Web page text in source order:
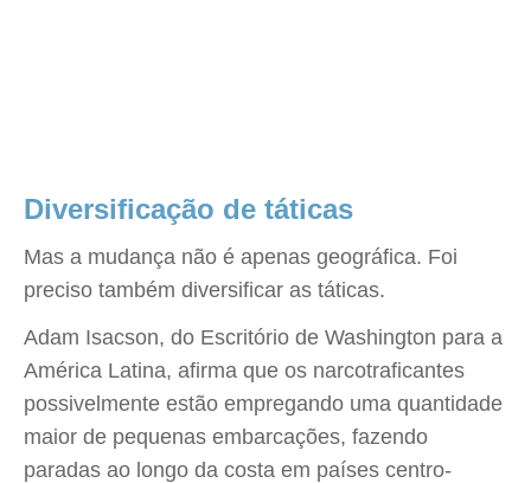
Diversificação de táticas
Mas a mudança não é apenas geográfica. Foi
preciso também diversificar as táticas.
Adam Isacson, do Escritório de Washington para a
América Latina, afirma que os narcotraficantes
possivelmente estão empregando uma quantidade
maior de pequenas embarcações, fazendo
paradas ao longo da costa em países centro-